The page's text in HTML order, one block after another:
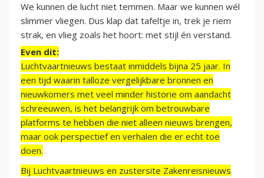
We kunnen de lucht niet temmen. Maar we kunnen wél
slimmer vliegen. Dus klap dat tafeltje in, trek je riem
strak, en vlieg zoals het hoort: met stijl én verstand.
Even dit:
Luchtvaartnieuws bestaat inmiddels bijna 25 jaar. In
een tijd waarin talloze vergelijkbare bronnen en
nieuwkomers met veel minder historie om aandacht
schreeuwen, is het belangrijk om betrouwbare
platforms te hebben die niet alleen nieuws brengen,
maar ook perspectief en verhalen die er echt toe
doen.
Bij Luchtvaartnieuws en zustersite Zakenreisnieuws